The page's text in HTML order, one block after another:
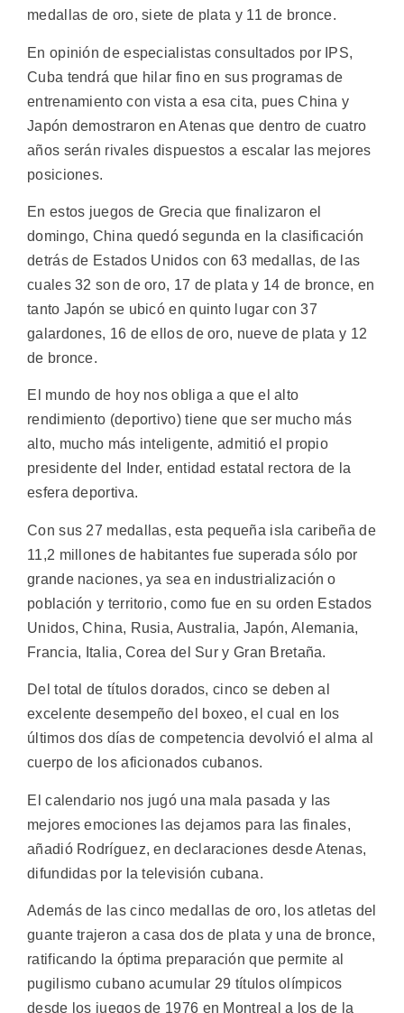
medallas de oro, siete de plata y 11 de bronce.
En opinión de especialistas consultados por IPS,
Cuba tendrá que hilar fino en sus programas de
entrenamiento con vista a esa cita, pues China y
Japón demostraron en Atenas que dentro de cuatro
años serán rivales dispuestos a escalar las mejores
posiciones.
En estos juegos de Grecia que finalizaron el
domingo, China quedó segunda en la clasificación
detrás de Estados Unidos con 63 medallas, de las
cuales 32 son de oro, 17 de plata y 14 de bronce, en
tanto Japón se ubicó en quinto lugar con 37
galardones, 16 de ellos de oro, nueve de plata y 12
de bronce.
El mundo de hoy nos obliga a que el alto
rendimiento (deportivo) tiene que ser mucho más
alto, mucho más inteligente, admitió el propio
presidente del Inder, entidad estatal rectora de la
esfera deportiva.
Con sus 27 medallas, esta pequeña isla caribeña de
11,2 millones de habitantes fue superada sólo por
grande naciones, ya sea en industrialización o
población y territorio, como fue en su orden Estados
Unidos, China, Rusia, Australia, Japón, Alemania,
Francia, Italia, Corea del Sur y Gran Bretaña.
Del total de títulos dorados, cinco se deben al
excelente desempeño del boxeo, el cual en los
últimos dos días de competencia devolvió el alma al
cuerpo de los aficionados cubanos.
El calendario nos jugó una mala pasada y las
mejores emociones las dejamos para las finales,
añadió Rodríguez, en declaraciones desde Atenas,
difundidas por la televisión cubana.
Además de las cinco medallas de oro, los atletas del
guante trajeron a casa dos de plata y una de bronce,
ratificando la óptima preparación que permite al
pugilismo cubano acumular 29 títulos olímpicos
desde los juegos de 1976 en Montreal a los de la